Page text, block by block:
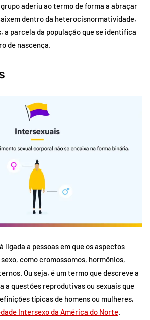
aderiu ao termo de forma a abraçar
dentro da heterocisnormatividade,
a parcela da população que se identifica
de nascença.
ligada a pessoas em que os aspectos
como cromossomos, hormônios,
Ou seja, é um termo que descreve a
a questões reprodutivas ou sexuais que
típicas de homens ou mulheres,
Intersexo da América do Norte.